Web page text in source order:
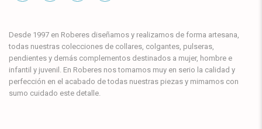
Desde 1997 en Roberes diseñamos y realizamos de forma artesana,
todas nuestras colecciones de collares, colgantes, pulseras,
pendientes y demás complementos destinados a mujer, hombre e
infantil y juvenil. En Roberes nos tomamos muy en serio la calidad y
perfección en el acabado de todas nuestras piezas y mimamos con
sumo cuidado este detalle.